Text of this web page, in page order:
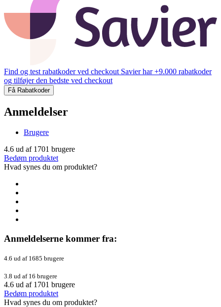
Find og test rabatkoder ved checkout Savier har +9.000 rabatkoder
og tilføjer den bedste ved checkout
Få Rabatkoder
Anmeldelser
Brugere
4.6 ud af 1701 brugere
Bedøm produktet
Hvad synes du om produktet?
Anmeldelserne kommer fra:
4.6 ud af 1685 brugere
3.8 ud af 16 brugere
4.6 ud af 1701 brugere
Bedøm produktet
Hvad synes du om produktet?